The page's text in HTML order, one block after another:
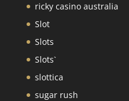
ricky casino australia
Slot
Slots
Slots`
slottica
sugar rush